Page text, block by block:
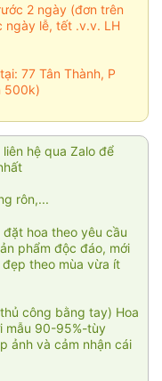
2 ngày (đơn trên
ngày lễ, tết .v.v. LH
77 Tân Thành, P
500k)
hệ qua Zalo để
rôn,...
hoa theo yêu cầu
phẩm độc đáo, mới
theo mùa vừa ít
công bằng tay) Hoa
mẫu 90-95%-tùy
ảnh và cảm nhận cái